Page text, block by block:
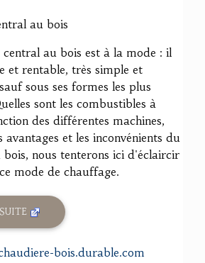
au bois
au bois est à la mode : il
et rentable, très simple et
sous ses formes les plus
sont les combustibles à
des différentes machines,
avantages et les inconvénients du
nous tenterons ici d'éclaircir
mode de chauffage.
bois.durable.com